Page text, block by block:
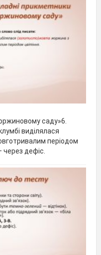
саду»6.
виділялася
періодом
дефіс.